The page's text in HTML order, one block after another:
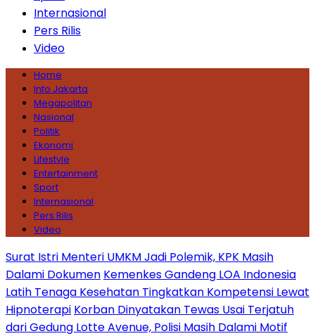
Internasional
Pers Rilis
Video
Home
Info Jakarta
Megapolitan
Nasional
Politik
Ekonomi
Lifestyle
Entertainment
Sport
Internasional
Pers Rilis
Video
Surat Istri Menteri UMKM Jadi Polemik, KPK Masih
Dalami Dokumen Kemenkes Gandeng LOA Indonesia
Latih Tenaga Kesehatan Tingkatkan Kompetensi Lewat
Hipnoterapi Korban Dinyatakan Tewas Usai Terjatuh
dari Gedung Lotte Avenue, Polisi Masih Dalami Motif